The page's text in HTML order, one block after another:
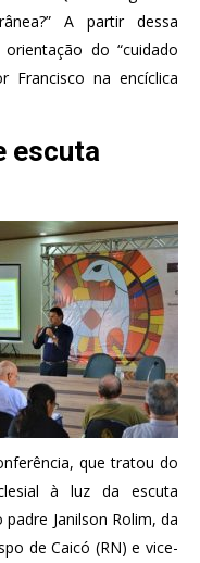
A partir dessa
do “cuidado
Francisco na encíclica
escuta
que tratou do
à luz da escuta
Janilson Rolim, da
de Caicó (RN) e vice-